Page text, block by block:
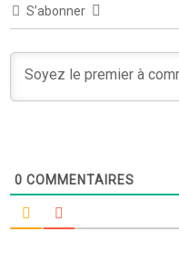
S’abonner
0 COMMENTAIRES